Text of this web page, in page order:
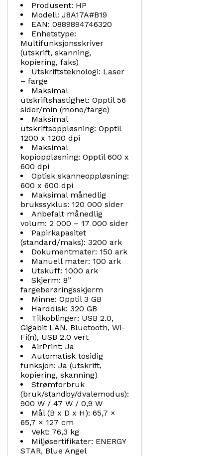
Produsent: HP
Modell: J8A17A#B19
EAN: 0889894746320
Enhetstype:
Multifunksjonsskriver
(utskrift, skanning,
kopiering, faks)
Utskriftsteknologi: Laser
– farge
Maksimal
utskriftshastighet: Opptil 56
sider/min (mono/farge)
Maksimal
utskriftsoppløsning: Opptil
1200 x 1200 dpi
Maksimal
kopioppløsning: Opptil 600 x
600 dpi
Optisk skanneoppløsning:
600 x 600 dpi
Maksimal månedlig
brukssyklus: 120 000 sider
Anbefalt månedlig
volum: 2 000 – 17 000 sider
Papirkapasitet
(standard/maks): 3200 ark
Dokumentmater: 150 ark
Manuell mater: 100 ark
Utskuff: 1000 ark
Skjerm: 8”
fargeberøringsskjerm
Minne: Opptil 3 GB
Harddisk: 320 GB
Tilkoblinger: USB 2.0,
Gigabit LAN, Bluetooth, Wi-
Fi(n), USB 2.0 vert
AirPrint: Ja
Automatisk tosidig
funksjon: Ja (utskrift,
kopiering, skanning)
Strømforbruk
(bruk/standby/dvalemodus):
900 W / 47 W / 0,9 W
Mål (B x D x H): 65,7 ×
65,7 × 127 cm
Vekt: 76,3 kg
Miljøsertifikater: ENERGY
STAR, Blue Angel